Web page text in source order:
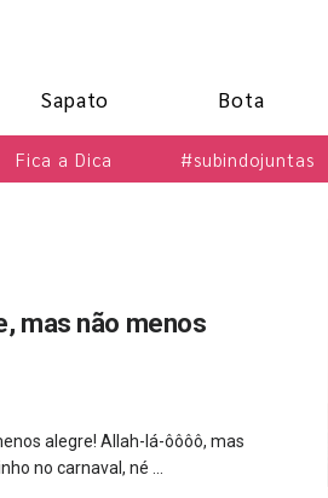
Sapato Bota
Fica a Dica #subindojuntas
mas não menos
alegre! Allah-lá-ôôôô, mas
no carnaval, né ...